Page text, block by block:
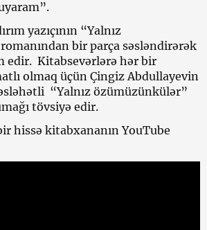
yazıçının “Yalnız
bir parça səsləndirərək
edir. Kitabsevərlərə hər bir
olmaq üçün Çingiz Abdullayevin
“Yalnız özümüzünkülər”
tövsiyə edir.
hissə kitabxananın YouTube